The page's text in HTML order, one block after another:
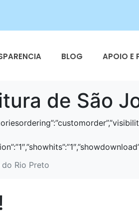
BLOG APOIO E
de São
Rio Preto